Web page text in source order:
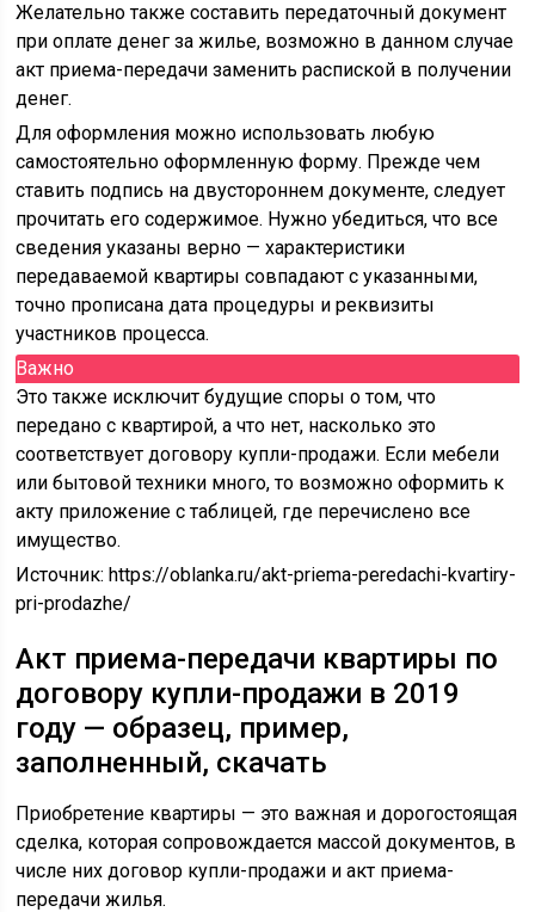
Желательно также составить передаточный документ
при оплате денег за жилье, возможно в данном случае
акт приема-передачи заменить распиской в получении
денег.
Для оформления можно использовать любую
самостоятельно оформленную форму. Прежде чем
ставить подпись на двустороннем документе, следует
прочитать его содержимое. Нужно убедиться, что все
сведения указаны верно — характеристики
передаваемой квартиры совпадают с указанными,
точно прописана дата процедуры и реквизиты
участников процесса.
Важно
Это также исключит будущие споры о том, что
передано с квартирой, а что нет, насколько это
соответствует договору купли-продажи. Если мебели
или бытовой техники много, то возможно оформить к
акту приложение с таблицей, где перечислено все
имущество.
Источник:https://oblanka.ru/akt-priema-peredachi-kvartiry-
pri-prodazhe/
Акт приема-передачи квартиры по
договору купли-продажи в 2019
году — образец, пример,
заполненный, скачать
Приобретение квартиры — это важная и дорогостоящая
сделка, которая сопровождается массой документов, в
числе них договор купли-продажи и акт приема-
передачи жилья.